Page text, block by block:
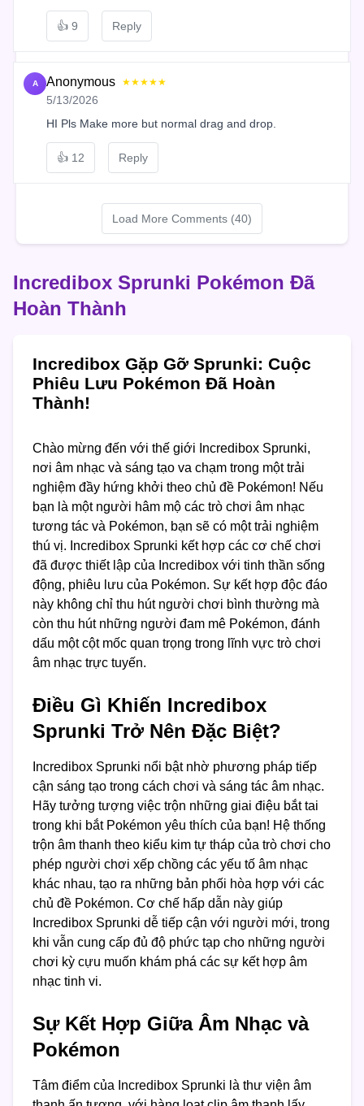
👍 9 Reply
A Anonymous ★★★★★
5/13/2026
HI Pls Make more but normal drag and drop.
👍 12 Reply
Load More Comments (40)
Incredibox Sprunki Pokémon Đã
Hoàn Thành
Incredibox Gặp Gỡ Sprunki: Cuộc
Phiêu Lưu Pokémon Đã Hoàn
Thành!
Chào mừng đến với thế giới Incredibox Sprunki,
nơi âm nhạc và sáng tạo va chạm trong một trải
nghiệm đầy hứng khởi theo chủ đề Pokémon! Nếu
bạn là một người hâm mộ các trò chơi âm nhạc
tương tác và Pokémon, bạn sẽ có một trải nghiệm
thú vị. Incredibox Sprunki kết hợp các cơ chế chơi
đã được thiết lập của Incredibox với tinh thần sống
động, phiêu lưu của Pokémon. Sự kết hợp độc đáo
này không chỉ thu hút người chơi bình thường mà
còn thu hút những người đam mê Pokémon, đánh
dấu một cột mốc quan trọng trong lĩnh vực trò chơi
âm nhạc trực tuyến.
Điều Gì Khiến Incredibox
Sprunki Trở Nên Đặc Biệt?
Incredibox Sprunki nổi bật nhờ phương pháp tiếp
cận sáng tạo trong cách chơi và sáng tác âm nhạc.
Hãy tưởng tượng việc trộn những giai điệu bắt tai
trong khi bắt Pokémon yêu thích của bạn! Hệ thống
trộn âm thanh theo kiểu kim tự tháp của trò chơi cho
phép người chơi xếp chồng các yếu tố âm nhạc
khác nhau, tạo ra những bản phối hòa hợp với các
chủ đề Pokémon. Cơ chế hấp dẫn này giúp
Incredibox Sprunki dễ tiếp cận với người mới, trong
khi vẫn cung cấp đủ độ phức tạp cho những người
chơi kỳ cựu muốn khám phá các sự kết hợp âm
nhạc tinh vi.
Sự Kết Hợp Giữa Âm Nhạc và
Pokémon
Tâm điểm của Incredibox Sprunki là thư viện âm